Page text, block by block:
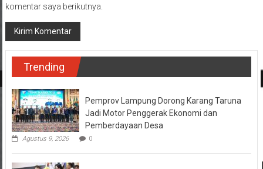
komentar saya berikutnya.
Trending
Pemprov Lampung Dorong Karang Taruna
Jadi Motor Penggerak Ekonomi dan
Pemberdayaan Desa
Agustus 9, 2026 0